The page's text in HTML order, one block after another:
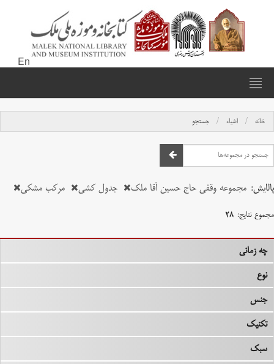
En
خانه اشیاء جستجو
پالایش: مجموعه وقفی حاج حسین آقا ملک جدول کشی مرکب مشکی
مجموع نتایج: ۲۸
چه زمانی
نوع
جنس
تکنیک
سبک